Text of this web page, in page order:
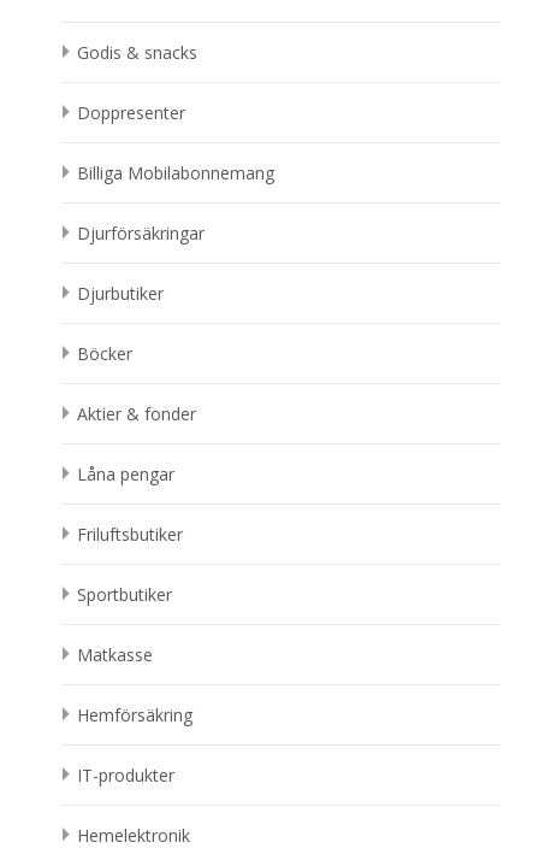
Godis & snacks
Doppresenter
Billiga Mobilabonnemang
Djurförsäkringar
Djurbutiker
Böcker
Aktier & fonder
Låna pengar
Friluftsbutiker
Sportbutiker
Matkasse
Hemförsäkring
IT-produkter
Hemelektronik